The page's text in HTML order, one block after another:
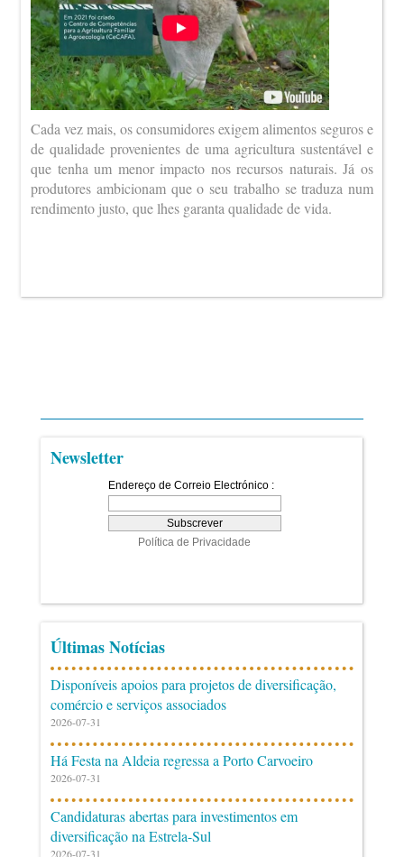
Cada vez mais, os consumidores exigem alimentos seguros e
de qualidade provenientes de uma agricultura sustentável e
que tenha um menor impacto nos recursos naturais. Já os
produtores ambicionam que o seu trabalho se traduza num
rendimento justo, que lhes garanta qualidade de vida.
Newsletter
Últimas Notícias
Disponíveis apoios para projetos de diversificação,
comércio e serviços associados
2026-07-31
Há Festa na Aldeia regressa a Porto Carvoeiro
2026-07-31
Candidaturas abertas para investimentos em
diversificação na Estrela-Sul
2026-07-31